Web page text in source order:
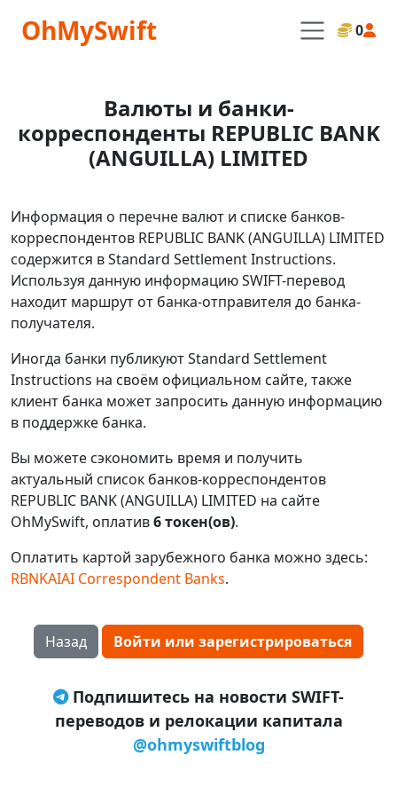
OhMySwift 0
Валюты и банки-
корреспонденты REPUBLIC BANK
(ANGUILLA) LIMITED
Информация о перечне валют и списке банков-
корреспондентов REPUBLIC BANK (ANGUILLA) LIMITED
содержится в Standard Settlement Instructions.
Используя данную информацию SWIFT-перевод
находит маршрут от банка-отправителя до банка-
получателя.
Иногда банки публикуют Standard Settlement
Instructions на своём официальном сайте, также
клиент банка может запросить данную информацию
в поддержке банка.
Вы можете сэкономить время и получить
актуальный список банков-корреспондентов
REPUBLIC BANK (ANGUILLA) LIMITED на сайте
OhMySwift, оплатив6 токен(ов).
Оплатить картой зарубежного банка можно здесь:
RBNKAIAI Correspondent Banks.
Назад Войти или зарегистрироваться
Подпишитесь на новости SWIFT-
переводов и релокации капитала
@ohmyswiftblog